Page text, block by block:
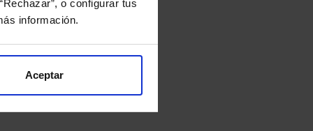
o configurar tus
información.
Aceptar
un estudio gratuito